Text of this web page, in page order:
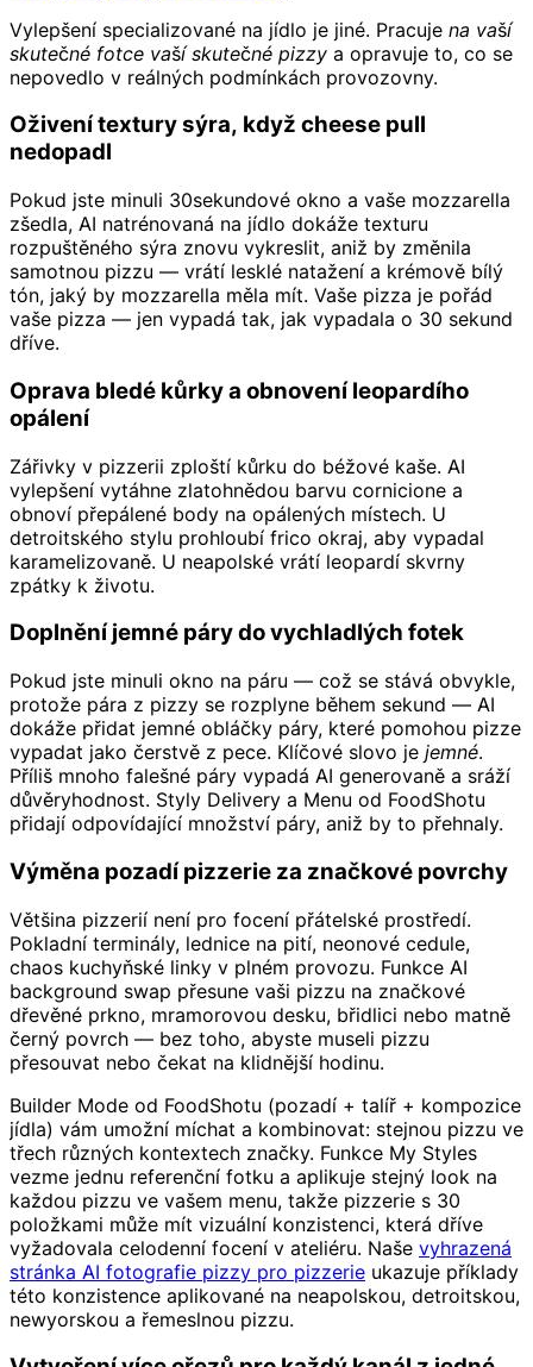
Vylepšení specializované na jídlo je jiné. Pracuje na vaší
skutečné fotce vaší skutečné pizzy a opravuje to, co se
nepovedlo v reálných podmínkách provozovny.
Oživení textury sýra, když cheese pull
nedopadl
Pokud jste minuli 30sekundové okno a vaše mozzarella
zšedla, AI natrénovaná na jídlo dokáže texturu
rozpuštěného sýra znovu vykreslit, aniž by změnila
samotnou pizzu — vrátí lesklé natažení a krémově bílý
tón, jaký by mozzarella měla mít. Vaše pizza je pořád
vaše pizza — jen vypadá tak, jak vypadala o 30 sekund
dříve.
Oprava bledé kůrky a obnovení leopardího
opálení
Zářivky v pizzerii zploští kůrku do béžové kaše. AI
vylepšení vytáhne zlatohnědou barvu cornicione a
obnoví přepálené body na opálených místech. U
detroitského stylu prohloubí frico okraj, aby vypadal
karamelizovaně. U neapolské vrátí leopardí skvrny
zpátky k životu.
Doplnění jemné páry do vychladlých fotek
Pokud jste minuli okno na páru — což se stává obvykle,
protože pára z pizzy se rozplyne během sekund — AI
dokáže přidat jemné obláčky páry, které pomohou pizze
vypadat jako čerstvě z pece. Klíčové slovo je jemné.
Příliš mnoho falešné páry vypadá AI generovaně a sráží
důvěryhodnost. Styly Delivery a Menu od FoodShotu
přidají odpovídající množství páry, aniž by to přehnaly.
Výměna pozadí pizzerie za značkové povrchy
Většina pizzerií není pro focení přátelské prostředí.
Pokladní terminály, lednice na pití, neonové cedule,
chaos kuchyňské linky v plném provozu. Funkce AI
background swap přesune vaši pizzu na značkové
dřevěné prkno, mramorovou desku, břidlici nebo matně
černý povrch — bez toho, abyste museli pizzu
přesouvat nebo čekat na klidnější hodinu.
Builder Mode od FoodShotu (pozadí + talíř + kompozice
jídla) vám umožní míchat a kombinovat: stejnou pizzu ve
třech různých kontextech značky. Funkce My Styles
vezme jednu referenční fotku a aplikuje stejný look na
každou pizzu ve vašem menu, takže pizzerie s 30
položkami může mít vizuální konzistenci, která dříve
vyžadovala celodenní focení v ateliéru. Naše vyhrazená
stránka AI fotografie pizzy pro pizzerie ukazuje příklady
této konzistence aplikované na neapolskou, detroitskou,
newyorskou a řemeslnou pizzu.